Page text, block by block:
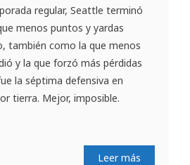
regular, Seattle terminó
menos puntos y yardas
también como la que menos
y la que forzó más pérdidas
la séptima defensiva en
tierra. Mejor, imposible.
Leer más